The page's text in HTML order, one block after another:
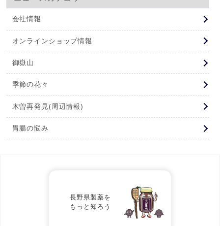
会社情報
オンラインショップ情報
御嶽山
季節の花々
木曽再発見(周辺情報)
胃腸の悩み
長野県製薬を
もっと知ろう